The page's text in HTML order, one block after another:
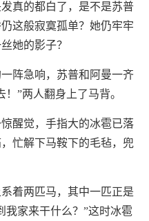
真的都白了，是不是苏普
这般寂寞孤单？她仍牢牢
她的影子？
阵急响，苏普和阿曼一齐
”两人翻身上了马背。
醒觉，手指大的冰雹已落
忙解下马鞍下的毛毡，兜
着两匹马，其中一匹正是
我家来干什么？”这时冰雹